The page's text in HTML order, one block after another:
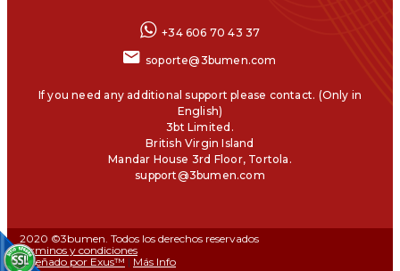
+34 606 70 43 37
soporte@3bumen.com
If you need any additional support please contact. (Only in
English)
3bt Limited.
British Virgin Island
Mandar House 3rd Floor, Tortola.
support@3bumen.com
2020 ©3bumen. Todos los derechos reservados
Términos y condiciones
Diseñado por Exus™ | Más Info